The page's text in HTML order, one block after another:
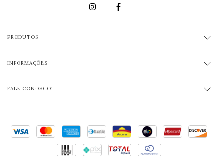
PRODUTOS
INFORMAÇÕES
FALE CONOSCO!